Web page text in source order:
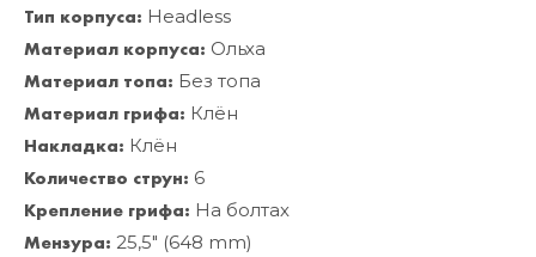
Тип корпуса: Headless
Материал корпуса: Ольха
Материал топа: Без топа
Материал грифа: Клён
Накладка: Клён
Количество струн: 6
Крепление грифа: На болтах
Мензура: 25,5" (648 mm)